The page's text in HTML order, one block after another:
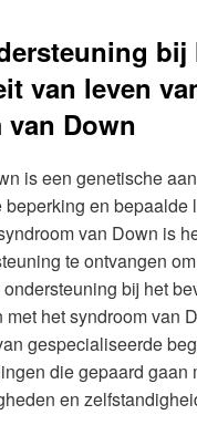
bij
van leven
Down
is een genetische
beperking en bepaalde
van Down is
te ontvangen
bij het
het syndroom van
gespecialiseerde
die gepaard gaan
en